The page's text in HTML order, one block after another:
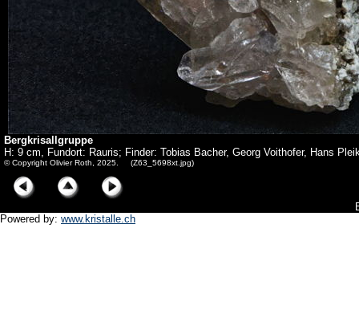
Bergkrisallgruppe
H: 9 cm, Fundort: Rauris; Finder: Tobias Bacher, Georg Voithofer, Hans
© Copyright Olivier Roth, 2025. (Z63_5698xt.jpg)
Powered by: www.kristalle.ch